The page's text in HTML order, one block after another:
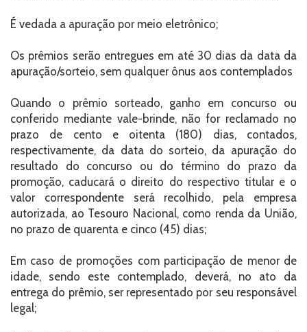
É vedada a apuração por meio eletrônico;
Os prêmios serão entregues em até 30 dias da data da
apuração/sorteio, sem qualquer ônus aos contemplados
Quando o prêmio sorteado, ganho em concurso ou
conferido mediante vale-brinde, não for reclamado no
prazo de cento e oitenta (180) dias, contados,
respectivamente, da data do sorteio, da apuração do
resultado do concurso ou do término do prazo da
promoção, caducará o direito do respectivo titular e o
valor correspondente será recolhido, pela empresa
autorizada, ao Tesouro Nacional, como renda da União,
no prazo de quarenta e cinco (45) dias;
Em caso de promoções com participação de menor de
idade, sendo este contemplado, deverá, no ato da
entrega do prêmio, ser representado por seu responsável
legal;